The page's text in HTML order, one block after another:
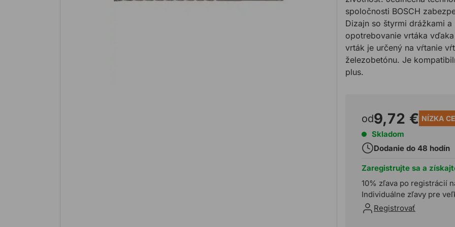
spoločnosti BOSCH
Dizajn so štyrmi drážkami
opotrebovanie vrtáka
vrták je určený na vŕtanie
železobetónu. Je
plus.
od9,72 € NÍZKA
Skladom
Dodanie do 48 hodín
Zaregistrujte sa a
10% zľava po registrácií
Individuálne zľavy pre
Registrovať